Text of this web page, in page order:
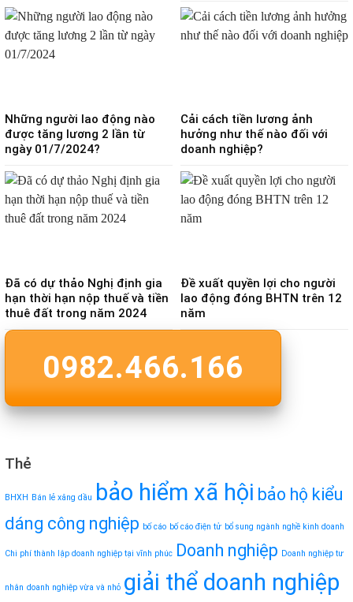
Những người lao động nào
được tăng lương 2 lần từ
ngày 01/7/2024?
Cải cách tiền lương ảnh
hưởng như thế nào đối với
doanh nghiệp?
Đã có dự thảo Nghị định gia
hạn thời hạn nộp thuế và tiền
thuê đất trong năm 2024
Đề xuất quyền lợi cho người
lao động đóng BHTN trên 12
năm
0982.466.166
Thẻ
BHXH Bán lẻ xăng dầu bảo hiểm xã hội bảo hộ kiểu
dáng công nghiệp bố cáo bố cáo điện tử bổ sung ngành nghề kinh doanh
Chi phí thành lập doanh nghiệp tại vĩnh phúc Doanh nghiệp Doanh nghiệp tư
nhân doanh nghiệp vừa và nhỏ giải thể doanh nghiệp